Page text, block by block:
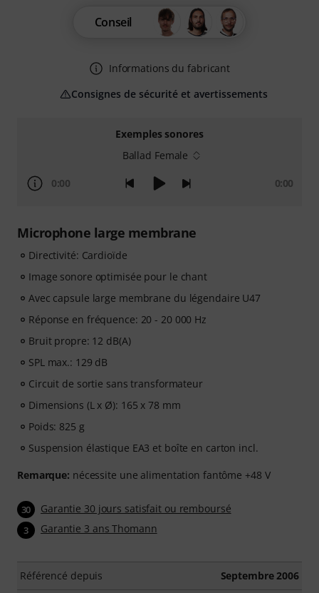
Exemples sonores
Ballad Female
0:00 0:00
Microphone large membrane
Directivité: Cardioïde
Image sonore optimisée pour le chant
Avec capsule large membrane du légendaire U47
Réponse en fréquence: 20 - 20 000 Hz
Bruit propre: 12 dB(A)
SPL max.: 129 dB
Circuit de sortie sans transformateur
Dimensions (L x Ø): 165 x 78 mm
Poids: 825 g
Suspension élastique EA3 et boîte en carton incl.
Remarque: nécessite une alimentation fantôme +48 V
30 Garantie 30 jours satisfait ou remboursé
3 Garantie 3 ans Thomann
Référencé depuis Septembre 2006
Conseil
Informations du fabricant
Consignes de sécurité et avertissements